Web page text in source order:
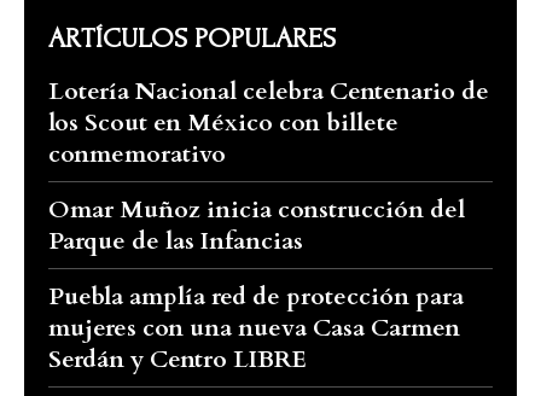
ARTÍCULOS POPULARES
Lotería Nacional celebra Centenario de
los Scout en México con billete
conmemorativo
Omar Muñoz inicia construcción del
Parque de las Infancias
Puebla amplía red de protección para
mujeres con una nueva Casa Carmen
Serdán y Centro LIBRE